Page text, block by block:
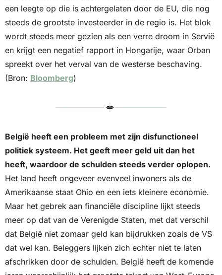
een leegte op die is achtergelaten door de EU, die nog
steeds de grootste investeerder in de regio is. Het blok
wordt steeds meer gezien als een verre droom in Servië
en krijgt een negatief rapport in Hongarije, waar Orban
spreekt over het verval van de westerse beschaving.
(Bron: Bloomberg)
België heeft een probleem met zijn disfunctioneel
politiek systeem. Het geeft meer geld uit dan het
heeft, waardoor de schulden steeds verder oplopen.
Het land heeft ongeveer evenveel inwoners als de
Amerikaanse staat Ohio en een iets kleinere economie.
Maar het gebrek aan financiële discipline lijkt steeds
meer op dat van de Verenigde Staten, met dat verschil
dat België niet zomaar geld kan bijdrukken zoals de VS
dat wel kan. Beleggers lijken zich echter niet te laten
afschrikken door de schulden. België heeft de komende